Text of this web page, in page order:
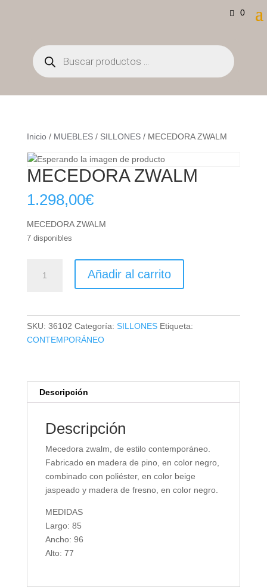
0
Búsqueda
de
productos
Inicio/ MUEBLES/ SILLONES/ MECEDORA ZWALM
MECEDORA ZWALM
1.298,00€
MECEDORA ZWALM
7 disponibles
ZWALM
Añadir al carrito
SKU: 36102 Categoría: SILLONES Etiqueta:
CONTEMPORÁNEO
Descripción
Descripción
Mecedora zwalm, de estilo contemporáneo.
Fabricado en madera de pino, en color negro,
combinado con poliéster, en color beige
jaspeado y madera de fresno, en color negro.
MEDIDAS
Largo: 85
Ancho: 96
Alto: 77